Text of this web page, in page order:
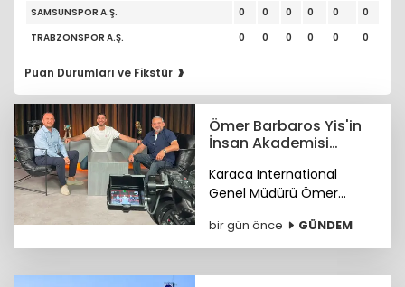
SAMSUNSPOR A.Ş.
0 0 0 0 0
0
TRABZONSPOR A.Ş.
0 0 0 0 0 0
Puan Durumları ve Fikstür ›
Ömer Barbaros Yis'in
İnsan Akademisi
Youtube'de
Karaca International
Genel Müdürü Ömer
başlattığı 'İnsan Akademisi'
programının gelirleriyle bir
bir gün önce GÜNDEM